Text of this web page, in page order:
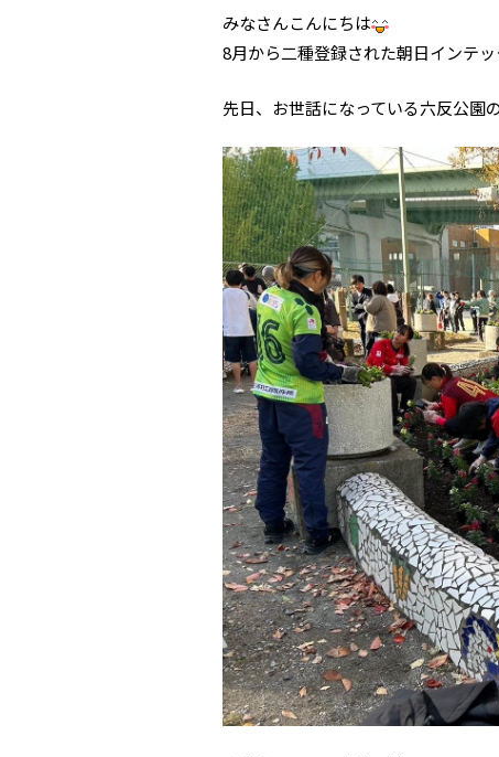
みなさんこんにちは
8月から二種登録された朝日インテ
先日、お世話になっている六反公園